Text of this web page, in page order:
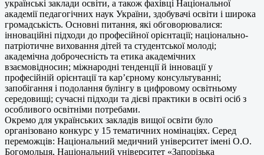
українські заклади освіти, а також фахівці Національної
академії педагогічних наук України, здобувачі освіти і широка
громадськість. Основні питання, які обговорювалися:
інноваційні підходи до професійної орієнтації; національно-
патріотичне виховання дітей та студентської молоді;
академічна доброчесність та етика академічних
взаємовідносин; міжнародні тенденції й інновації у
професійній орієнтації та кар’єрному консультуванні;
запобігання і подолання булінгу в цифровому освітньому
середовищі; сучасні підходи та дієві практики в освіті осіб з
особливого освітніми потребами.
Окремо для українських закладів вищої освіти було
організовано конкурс у 15 тематичних номінаціях. Серед
переможців: Національний медичний університет імені О.О.
Богомольця, Національний університет «Запорізька